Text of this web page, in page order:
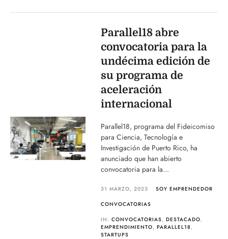
Parallel18 abre
convocatoria para la
undécima edición de
su programa de
aceleración
internacional
Parallel18, programa del Fideicomiso
para Ciencia, Tecnología e
Investigación de Puerto Rico, ha
anunciado que han abierto
convocatoria para la...
31 MARZO, 2023
SOY EMPRENDEDOR
CONVOCATORIAS
IN:CONVOCATORIAS,DESTACADO,
EMPRENDIMIENTO,PARALLEL18,
STARTUPS